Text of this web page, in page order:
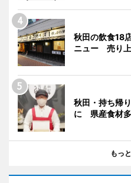
秋田の飲食18
ニュー 売り
秋田・持ち帰
に 県産食材
もっ